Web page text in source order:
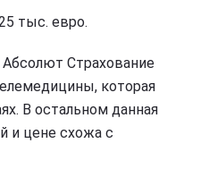
тыс. евро.
Страхование
которая
В остальном данная
и цене схожа с